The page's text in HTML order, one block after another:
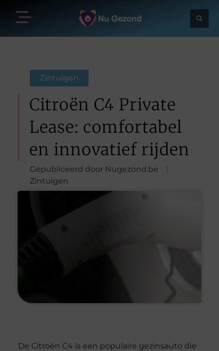
Zintuigen
Citroën C4 Private
Lease: comfortabel
en innovatief rijden
Gepubliceerd door Nugezond.be
Zintuigen
De Citroën C4 is een populaire gezinsauto die